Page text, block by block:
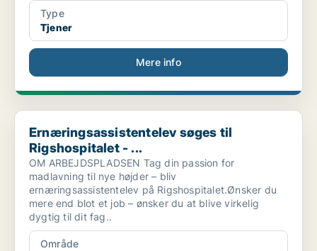
Type
Tjener
Mere info
Ernæringsassistentelev søges til Rigshospitalet - ...
Ernæringsassistentelev søges til
Rigshospitalet - ...
OM ARBEJDSPLADSEN Tag din passion for
madlavning til nye højder – bliv
ernæringsassistentelev på Rigshospitalet.Ønsker du
mere end blot et job – ønsker du at blive virkelig
dygtig til dit fag..
Område